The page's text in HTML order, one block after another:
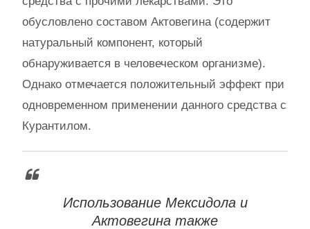
обусловлено составом Актовегина (содержит
натуральный компонент, который
обнаруживается в человеческом организме).
Однако отмечается положительный эффект при
одновременном применении данного средства с
Курантилом.
Использование Мексидола и
Актовегина также